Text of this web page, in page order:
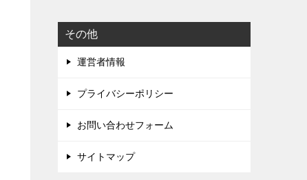
その他
運営者情報
プライバシーポリシー
お問い合わせフォーム
サイトマップ